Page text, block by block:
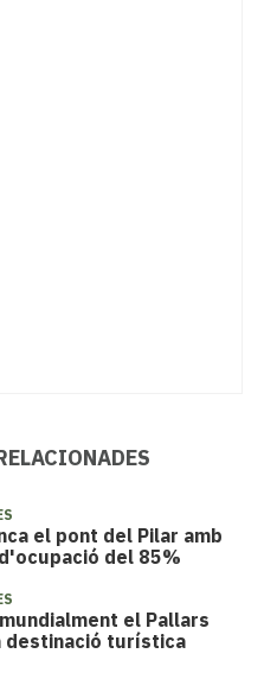
el pont del Pilar amb
del 85%
el Pallars
destinació turística